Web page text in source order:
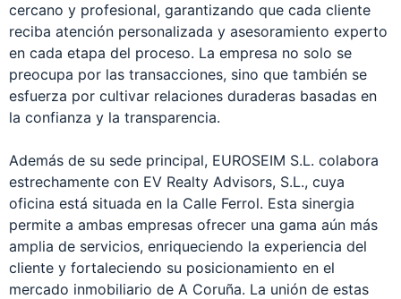
cercano y profesional, garantizando que cada cliente
reciba atención personalizada y asesoramiento experto
en cada etapa del proceso. La empresa no solo se
preocupa por las transacciones, sino que también se
esfuerza por cultivar relaciones duraderas basadas en
la confianza y la transparencia.
Además de su sede principal, EUROSEIM S.L. colabora
estrechamente con EV Realty Advisors, S.L., cuya
oficina está situada en la Calle Ferrol. Esta sinergia
permite a ambas empresas ofrecer una gama aún más
amplia de servicios, enriqueciendo la experiencia del
cliente y fortaleciendo su posicionamiento en el
mercado inmobiliario de A Coruña. La unión de estas